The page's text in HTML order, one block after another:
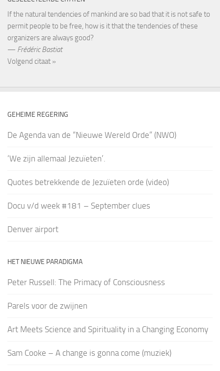
If the natural tendencies of mankind are so bad that it is not safe to
permit people to be free, how is it that the tendencies of these
organizers are always good?
— Frédéric Bastiat
Volgend citaat »
GEHEIME REGERING
De Agenda van de “Nieuwe Wereld Orde” (NWO)
‘We zijn allemaal Jezuïeten’.
Quotes betrekkende de Jezuïeten orde (video)
Docu v/d week #181 – September clues
Denver airport
HET NIEUWE PARADIGMA
Peter Russell: The Primacy of Consciousness
Parels voor de zwijnen
Art Meets Science and Spirituality in a Changing Economy
Sam Cooke – A change is gonna come (muziek)